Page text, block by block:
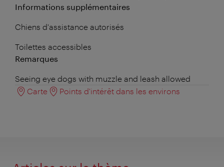
Informations supplémentaires
Chiens d'assistance autorisés
Toilettes accessibles
Remarques
Seeing eye dogs with muzzle and leash allowed
Carte
Points d'intérêt dans les environs